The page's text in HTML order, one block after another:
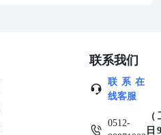
联系我们
联系在
线客服
0512-
日